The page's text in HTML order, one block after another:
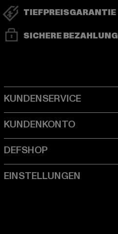
TIEFPREISGARANTIE
SICHERE BEZAHLUNG